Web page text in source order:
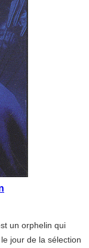
un orphelin qui
jour de la sélection